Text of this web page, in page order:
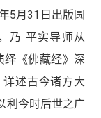
5月31日出版圆
乃 平实导师从
绎《佛藏经》深
述古今诸方大
利今时后世之广